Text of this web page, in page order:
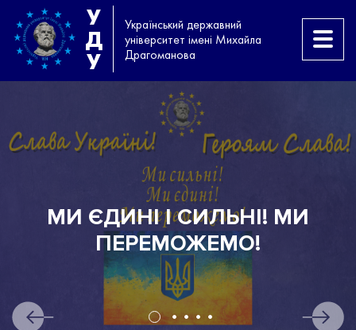
У
Д
У
Український державний
університет імені Михайла
Драгоманова
МИ ЄДИНІ І СИЛЬНІ! МИ
ПЕРЕМОЖЕМО!